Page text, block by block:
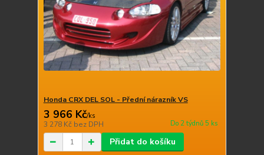
Honda CRX DEL SOL - Přední nárazník VS
3 966 Kč/ks
3 278 Kč bez DPH Do 2 týdnů 5 ks
Přidat do košíku